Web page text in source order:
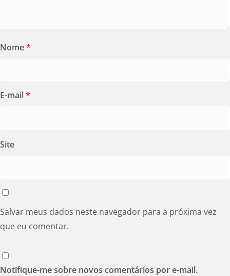
Nome*
E-mail*
Site
Salvar meus dados neste navegador para a próxima vez
que eu comentar.
Notifique-me sobre novos comentários por e-mail.